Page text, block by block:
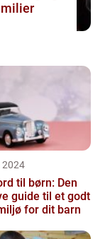
2024
til børn: Den
guide til et godt
for dit barn